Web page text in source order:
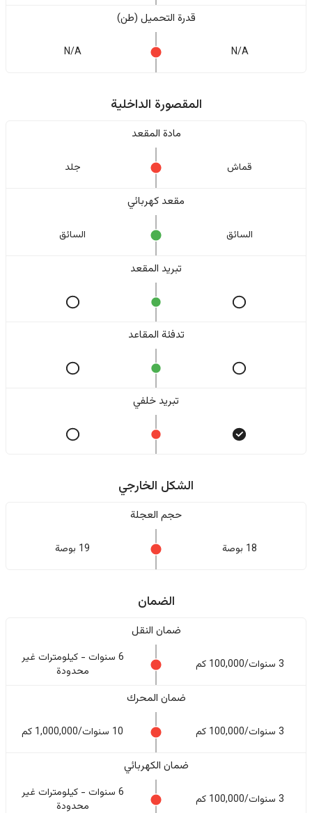
قدرة التحميل (طن)
N/A
N/A
المقصورة الداخلية
مادة المقعد
قماش جلد
مقعد كهربائي
السائق السائق
تبريد المقعد
تدفئة المقاعد
تبريد خلفي
الشكل الخارجي
حجم العجلة
18 بوصة 19 بوصة
الضمان
ضمان النقل
3 سنوات/100,000 كم
6 سنوات - كيلومترات غير
محدودة
ضمان المحرك
3 سنوات/100,000 كم 10 سنوات/1,000,000 كم
ضمان الكهربائي
3 سنوات/100,000 كم
6 سنوات - كيلومترات غير
محدودة